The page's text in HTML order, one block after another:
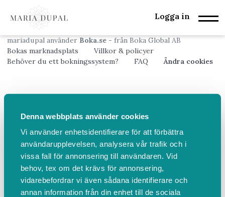
Denna webbplats använder cookies
Vi använder enhetsidentifierare för att förbättra
användarupplevelsen, analysera vår trafik och i
vissa fall för annonsering till användaren. Vid
behov, tex om det krävs för annonsering,
vidarebefordrar vi även sådana identifierare och
annan information från din enhet till de sociala
Logga in
mariadupal använder Boka.se- från Boka Global AB
Bokas marknadsplats
Villkor & policyer
Behöver du ett bokningssystem?
FAQ Ändra cookies